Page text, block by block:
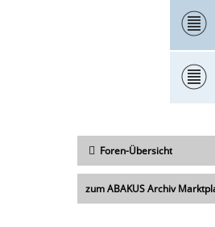
Foren-Übersicht
zum ABAKUS Archiv